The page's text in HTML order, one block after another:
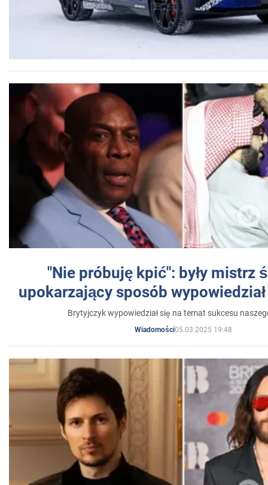
"Nie próbuję kpić": były mistrz
upokarzający sposób
Brytyjczyk wypowiedział się na temat sukcesu
Wiadomości05.03.2025 19:48